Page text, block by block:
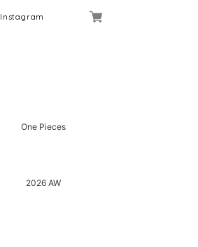
Instagram
One Pieces
2026 AW